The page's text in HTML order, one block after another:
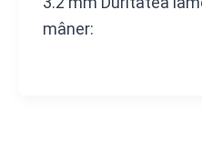
mâner: